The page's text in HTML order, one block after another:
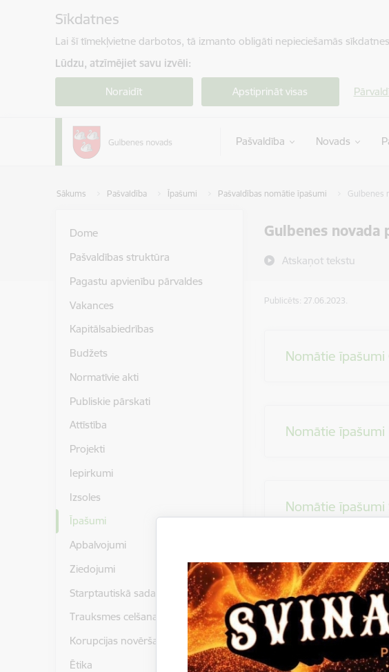
Sīkdatnes
Lai šī tīmekļvietne darbotos, tā izmanto obligāti nepieciešamās
Lūdzu, atzīmējiet savu izvēli:
Noraidīt Apstiprināt visas
Pašvaldība Novads
Sākums Pašvaldība Īpašumi Pašvaldības nomātie īpašumi Gulbenes
Gulbenes novada
Atskaņot tekstu
Dome
Pašvaldības struktūra
Pagastu apvienību pārvaldes
Vakances
Kapitālsabiedrības
Budžets
Normatīvie akti
Publiskie pārskati
Attīstība
Projekti
Iepirkumi
Izsoles
Īpašumi
Apbalvojumi
Ziedojumi
Starptautiskā sadarbība
Trauksmes celšana
Korupcijas novēršana
Ētika
Publicēts: 27.06.2023.
Nomātie īpašumi
Nomātie īpašumi
Nomātie
Nomātie īpašumi
Nomātie